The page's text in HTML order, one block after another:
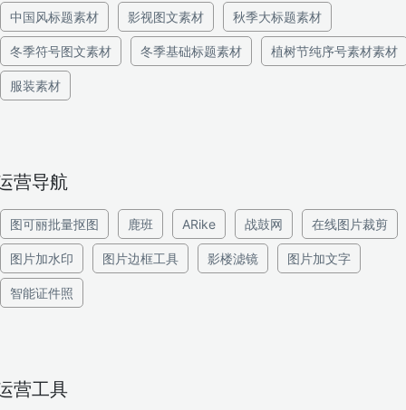
中国风标题素材 影视图文素材 秋季大标题素材
冬季符号图文素材 冬季基础标题素材 植树节纯序号素材素材
服装素材
营导航
图可丽批量抠图 鹿班 ARike 战鼓网 在线图片裁剪
图片加水印 图片边框工具 影楼滤镜 图片加文字
智能证件照
营工具